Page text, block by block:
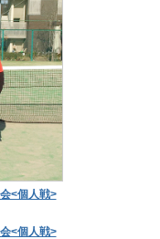
<個人戦>
<個人戦>